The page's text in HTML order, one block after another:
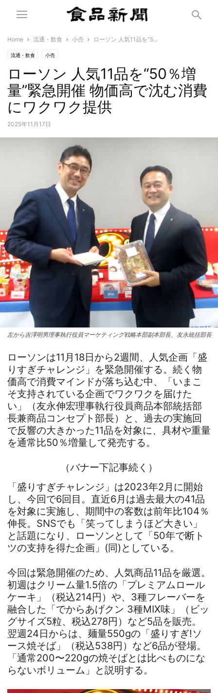
Home 流通・飲食 小売 ローソン 人気11品を“5...
流通・飲食 小売
ローソン 人気11品を“50％増
量”緊急開催 物価高で沈む消費
にワクワク提供
2025年11月17日
左から吉澤明男理事執行役員マーケティング戦略本部副本部長、友永統括部長
ローソンは11月18日から2週間、人気企画「盛
りすぎチャレンジ」を緊急開催する。続く物
価高で消費マインドが落ち込む中、「いまこ
そ支持されている企画でワクワクを届けた
い」（友永伸宏理事執行役員商品本部統括部
長兼商品コンセプト部長）と、過去の実施回
で反響の大きかった11品を対象に、具材や重量
を通常比50％増量して発売する。
（バナー下記事続く）
「盛りすぎチャレンジ」は2023年2月に開始
し、今回で6回目。直近6月は過去最大の41品
を対象に実施し、期間中の客数は前年比104％
伸長。SNSでも「笑ってしまうほど大きい」
と話題になり、ローソンとして「50年で断ト
ツの支持を得た企画」(同)としている。
今回は緊急開催のため、人気商品11品を厳選。
初週はクリーム量1.5倍の「プレミアムロール
ケーキ」（税込214円）や、3種フレーバーを
融合した「でからあげクン 3種MIX味」（ビッ
グサイズ5粒、税込278円）など5品を販売。
翌週24日からは、麺量550gの「盛りすぎ!ソ
ース焼そば」（税込538円）など6品が登場。
「通常200〜220gの焼そばとは比べものにな
らないボリューム」と説明する。